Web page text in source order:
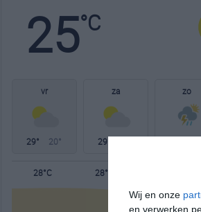
Wij en onze
en verwerken
25°C
vr
29° 20°
za
29°
zo
28°C 28°C